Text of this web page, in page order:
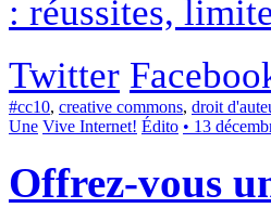
: réussites,
Twitter
#cc10, creative commons, droit
Une Vive Internet! Édito • 13
Offrez-vous